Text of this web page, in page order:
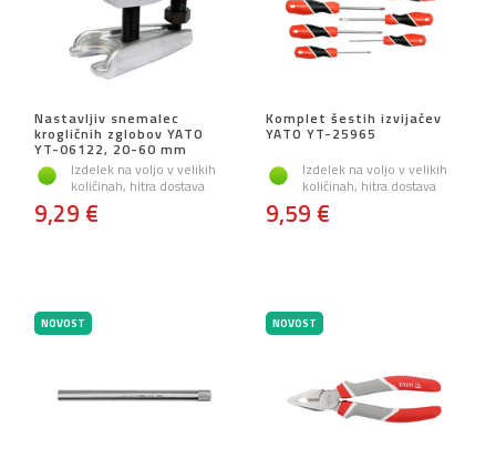
Nastavljiv snemalec
krogličnih zglobov YATO
YT-06122, 20-60 mm
Izdelek na voljo v velikih
količinah, hitra dostava
9,29 €
Komplet šestih izvijačev
YATO YT-25965
Izdelek na voljo v velikih
količinah, hitra dostava
9,59 €
NOVOST NOVOST